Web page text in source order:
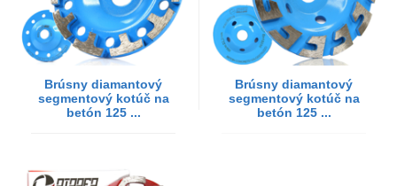
Brúsny diamantový
segmentový kotúč na
betón 125 ...
Brúsny diamantový
segmentový kotúč na
betón 125 ...